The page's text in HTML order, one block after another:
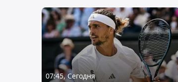
07:45, Сегодня